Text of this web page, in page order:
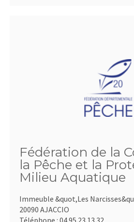
Fédération de la
la Pêche et la
Milieu Aquatique
Immeuble &quot,Les
20090 AJACCIO
Téléphone : 04.95.23.13.32